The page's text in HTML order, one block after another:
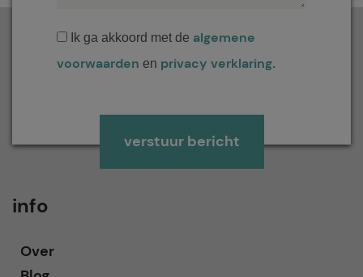
Ik ga akkoord met de algemene
voorwaarden en privacy verklaring.
info
Over